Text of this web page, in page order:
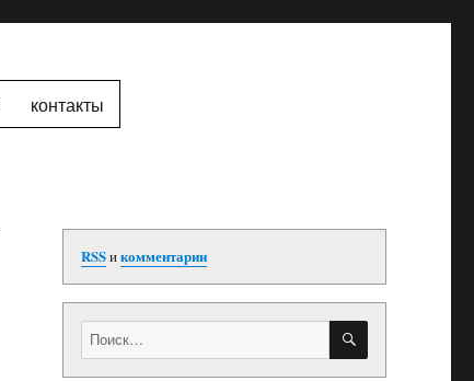
контакты
RSSикомментарии
Искать: ПОИСК